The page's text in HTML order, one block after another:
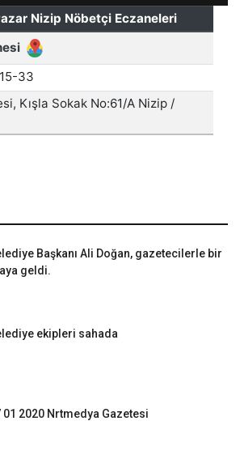
Başkanı Ali Doğan, gazetecilerle bir
geldi.
ekipleri sahada
01 2020 Nrtmedya Gazetesi